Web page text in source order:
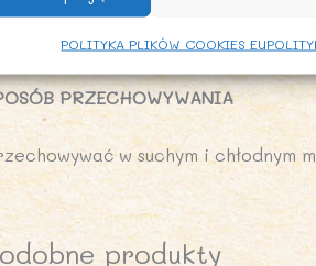
POLITYKA PLIKÓW COOKIES EU
gluten-mąka
PRZECHOWYWANIA
w suchym i chłodnym
produkty